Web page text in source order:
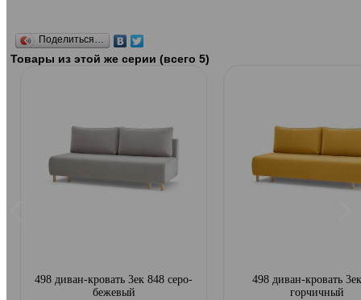
Поделиться…
Товары из этой же серии (всего 5)
498 диван-кровать 3ек 848 серо-
бежевый
498 диван-кровать
горчичный